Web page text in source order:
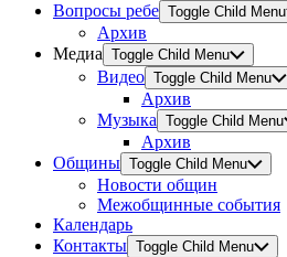
Вопросы ребе Toggle Child Menu
Архив
Медиа Toggle Child Menu
Видео Toggle Child Menu
Архив
Музыка Toggle Child Menu
Архив
Общины Toggle Child Menu
Новости общин
Межобщинные события
Календарь
Контакты Toggle Child Menu